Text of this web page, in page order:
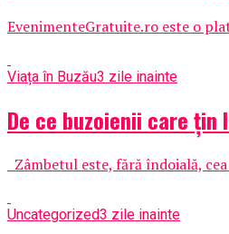
EvenimenteGratuite.ro este o
Viața în Buzău3 zile inainte
De ce buzoienii care
Zâmbetul este, fără îndoială,
Uncategorized3 zile inainte